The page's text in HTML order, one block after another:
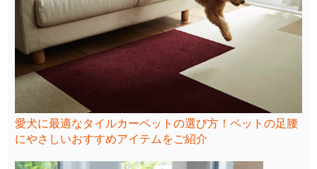
愛犬に最適なタイルカーペットの選び方！ペットの足腰
にやさしいおすすめアイテムをご紹介